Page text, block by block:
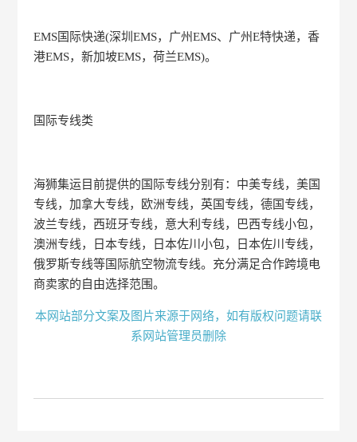
EMS国际快递(深圳EMS，广州EMS、广州E特快递，香
港EMS，新加坡EMS，荷兰EMS)。
国际专线类
海狮集运目前提供的国际专线分别有：中美专线，美国
专线，加拿大专线，欧洲专线，英国专线，德国专线，
波兰专线，西班牙专线，意大利专线，巴西专线小包，
澳洲专线，日本专线，日本佐川小包，日本佐川专线，
俄罗斯专线等国际航空物流专线。充分满足合作跨境电
商卖家的自由选择范围。
本网站部分文案及图片来源于网络，如有版权问题请联
系网站管理员删除